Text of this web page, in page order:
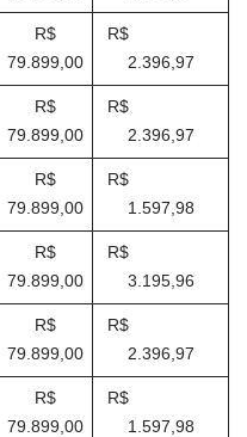
R$
79.899,00
R$
2.396,97
R$
79.899,00
R$
2.396,97
R$
79.899,00
R$
1.597,98
R$
79.899,00
R$
3.195,96
R$
79.899,00
R$
2.396,97
R$
79.899,00
R$
1.597,98